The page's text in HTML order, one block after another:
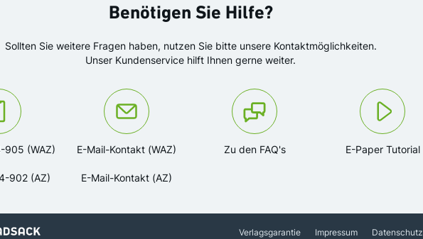
Benötigen Sie Hilfe?
Sollten Sie weitere Fragen haben, nutzen Sie bitte unsere Kontaktmöglichkeiten.
Unser Kundenservice hilft Ihnen gerne weiter.
uns unter der Telefonnummer:
(WAZ)
902 (AZ)
Oder kontaktieren Sie uns via
E-Mail-Kontakt (WAZ)
E-Mail-Kontakt (AZ)
Zu den FAQ's E-Paper Tutorial
Verlagsgarantie Impressum Datenschutz